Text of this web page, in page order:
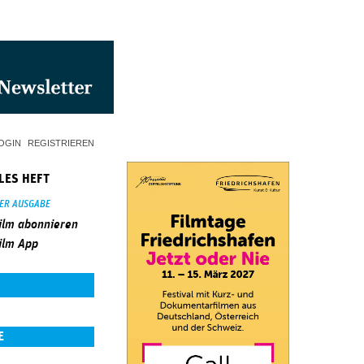
REGISTRIEREN
HEFT
AUSGABE
abonnieren
App